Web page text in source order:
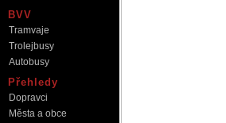
BVV
Tramvaje
Trolejbusy
Autobusy
Přehledy
Dopravci
Města a obce